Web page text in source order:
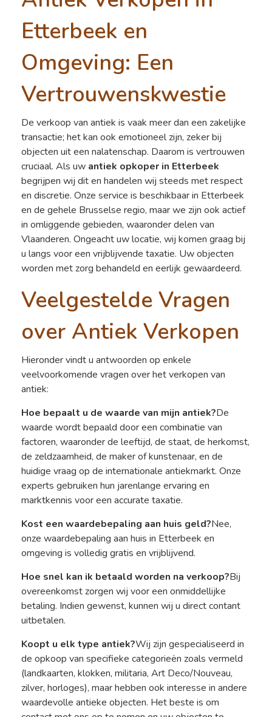
Etterbeek en
Omgeving: Een
Vertrouwenskwestie
De verkoop van antiek is vaak meer dan een zakelijke
transactie; het kan ook emotioneel zijn, zeker bij
objecten uit een nalatenschap. Daarom is vertrouwen
cruciaal. Als uw antiek opkoper in Etterbeek
begrijpen wij dit en handelen wij steeds met respect
en discretie. Onze service is beschikbaar in Etterbeek
en de gehele Brusselse regio, maar we zijn ook actief
in omliggende gebieden, waaronder delen van
Vlaanderen. Ongeacht uw locatie, wij komen graag bij
u langs voor een vrijblijvende taxatie. Uw objecten
worden met zorg behandeld en eerlijk gewaardeerd.
Veelgestelde Vragen
over Antiek Verkopen
Hieronder vindt u antwoorden op enkele
veelvoorkomende vragen over het verkopen van
antiek:
Hoe bepaalt u de waarde van mijn antiek?De
waarde wordt bepaald door een combinatie van
factoren, waaronder de leeftijd, de staat, de herkomst,
de zeldzaamheid, de maker of kunstenaar, en de
huidige vraag op de internationale antiekmarkt. Onze
experts gebruiken hun jarenlange ervaring en
marktkennis voor een accurate taxatie.
Kost een waardebepaling aan huis geld?Nee,
onze waardebepaling aan huis in Etterbeek en
omgeving is volledig gratis en vrijblijvend.
Hoe snel kan ik betaald worden na verkoop?Bij
overeenkomst zorgen wij voor een onmiddellijke
betaling. Indien gewenst, kunnen wij u direct contant
uitbetalen.
Koopt u elk type antiek?Wij zijn gespecialiseerd in
de opkoop van specifieke categorieën zoals vermeld
(landkaarten, klokken, militaria, Art Deco/Nouveau,
zilver, horloges), maar hebben ook interesse in andere
waardevolle antieke objecten. Het beste is om